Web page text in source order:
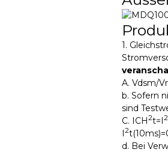
1.
A. Vdsm/
b. Sofern
sind
C. ICH2t=I2
I2
d. Bei